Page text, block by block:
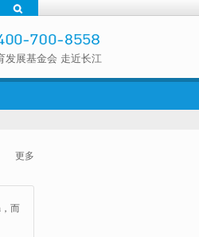
发展基金会 走近长江
更多
而